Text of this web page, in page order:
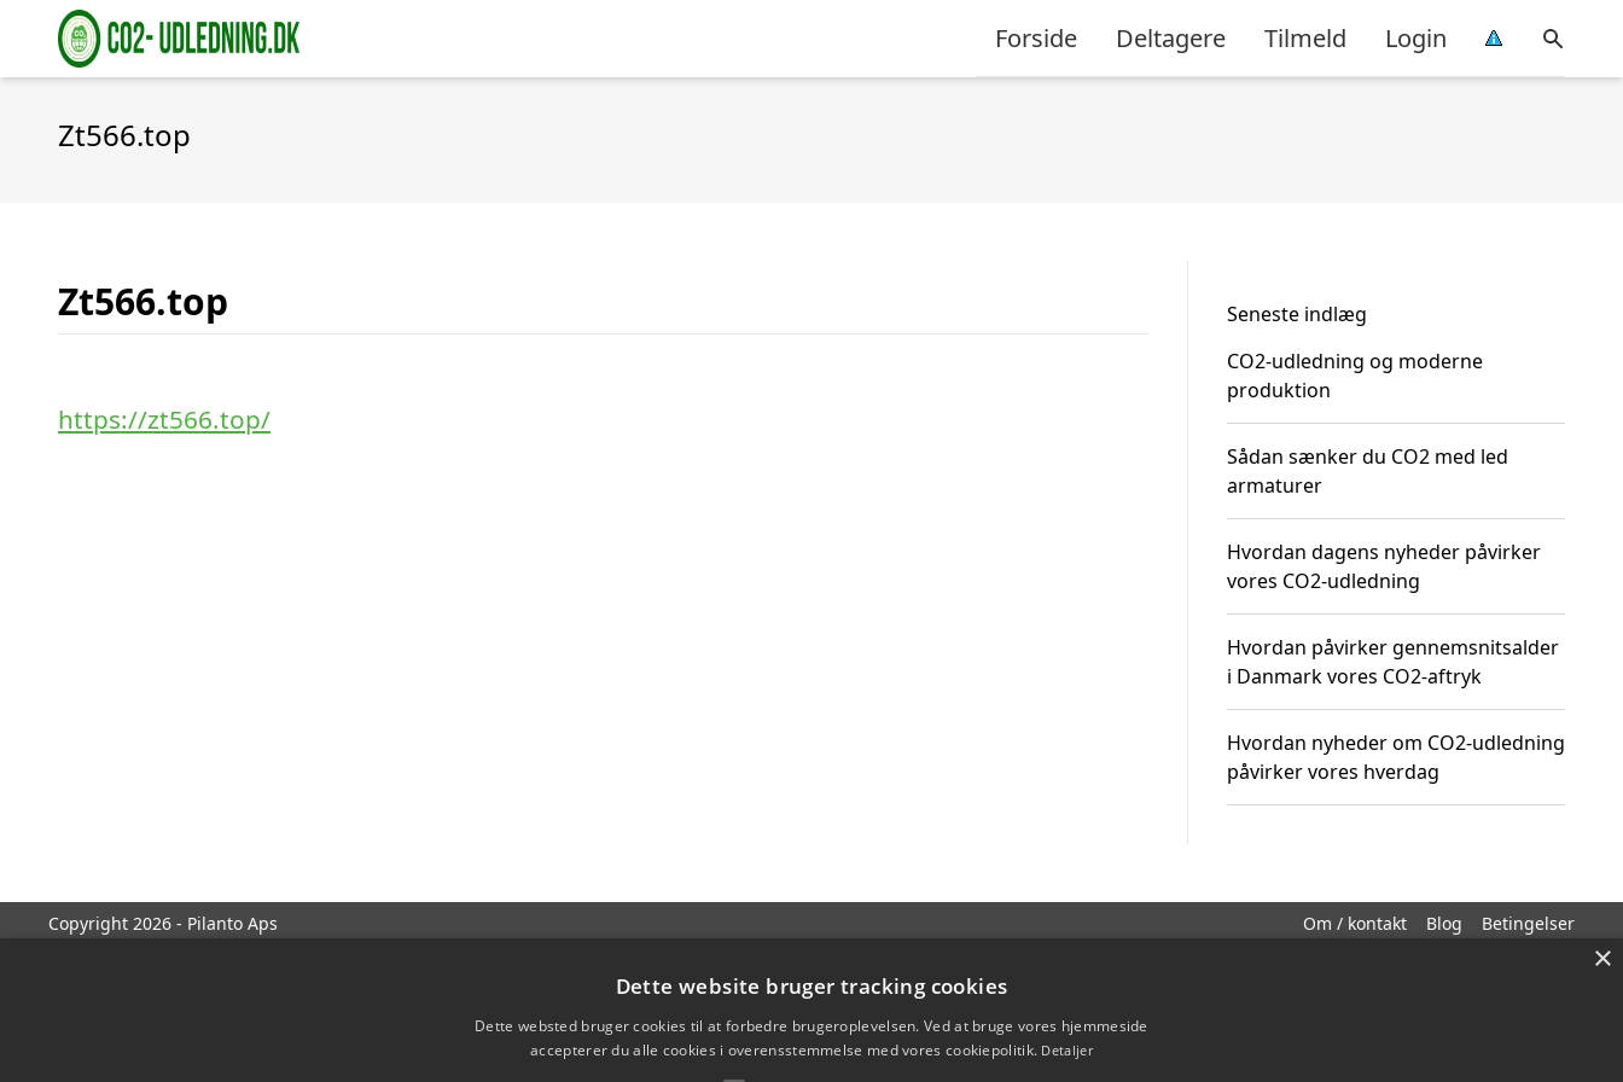
Forside Deltagere Tilmeld Login
Zt566.top
Zt566.top
https://zt566.top/
Seneste indlæg
CO2-udledning og moderne
produktion
Sådan sænker du CO2 med led
armaturer
Hvordan dagens nyheder påvirker
vores CO2-udledning
Hvordan påvirker gennemsnitsalder
i Danmark vores CO2-aftryk
Hvordan nyheder om CO2-udledning
påvirker vores hverdag
Copyright 2026 - Pilanto Aps Om / kontakt Blog Betingelser
×
Dette website bruger tracking cookies
Dette websted bruger cookies til at forbedre brugeroplevelsen. Ved at bruge vores hjemmeside
accepterer du alle cookies i overensstemmelse med vores cookiepolitik. Detaljer